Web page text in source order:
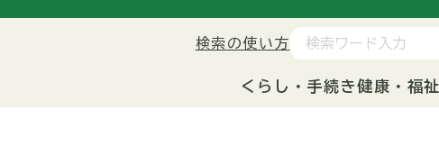
くらし・手続き健康・福祉
検索の使い方